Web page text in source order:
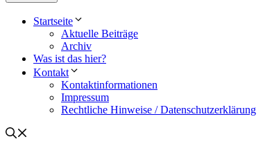
Startseite
Aktuelle Beiträge
Archiv
Was ist das hier?
Kontakt
Kontaktinformationen
Impressum
Rechtliche Hinweise / Datenschutzerklärung